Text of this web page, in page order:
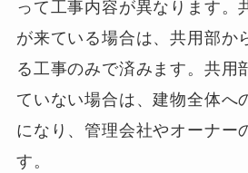
って工事内容が異なります。
が来ている場合は、共用部か
る工事のみで済みます。共用
ていない場合は、建物全体へ
になり、管理会社やオーナー
す。